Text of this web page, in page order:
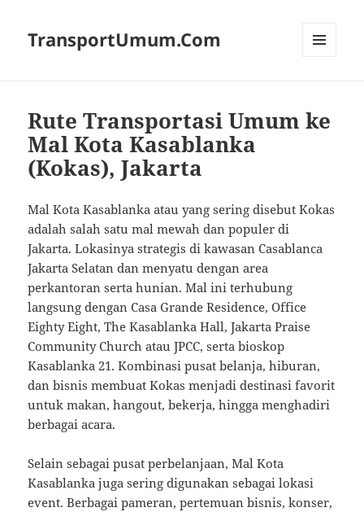
TransportUmum.Com
Rute Transportasi Umum ke
Mal Kota Kasablanka
(Kokas), Jakarta
Mal Kota Kasablanka atau yang sering disebut Kokas
adalah salah satu mal mewah dan populer di
Jakarta. Lokasinya strategis di kawasan Casablanca
Jakarta Selatan dan menyatu dengan area
perkantoran serta hunian. Mal ini terhubung
langsung dengan Casa Grande Residence, Office
Eighty Eight, The Kasablanka Hall, Jakarta Praise
Community Church atau JPCC, serta bioskop
Kasablanka 21. Kombinasi pusat belanja, hiburan,
dan bisnis membuat Kokas menjadi destinasi favorit
untuk makan, hangout, bekerja, hingga menghadiri
berbagai acara.
Selain sebagai pusat perbelanjaan, Mal Kota
Kasablanka juga sering digunakan sebagai lokasi
event. Berbagai pameran, pertemuan bisnis, konser,